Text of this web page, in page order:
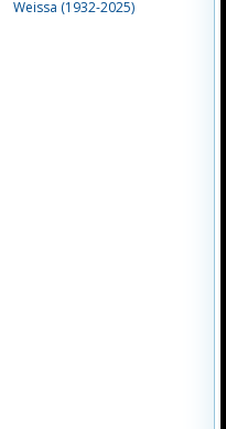
Weissa (1932-2025)